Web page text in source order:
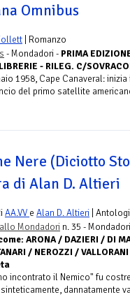
Omnibus
| Romanzo
- Mondadori - PRIMA
- RILEG. C/
1958, Cape Canaveral:
del primo satellite
Nere (Diciotto
di Alan D. Altieri
AA.VV e Alan D. Altieri |
Mondadori n. 35 -
ARONA / DAZIERI / DI
/ NEROZZI /
incontrato il Nemico" fu
dannatamente